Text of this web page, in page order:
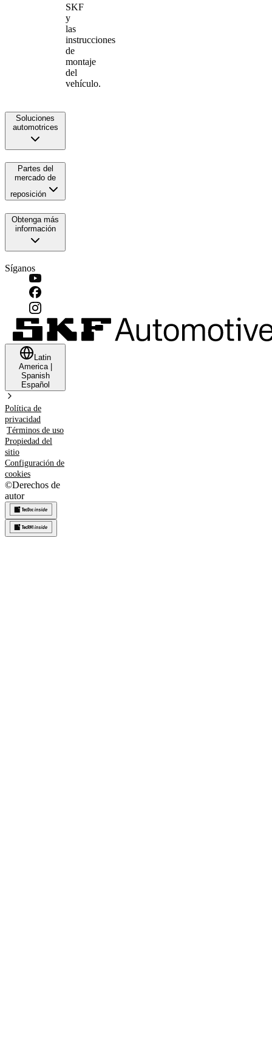
SKF
y
las
instrucciones
de
montaje
del
vehículo.
Soluciones
automotrices
Partes del
mercado de
reposición
Obtenga más
información
Síganos
Latin
America|
Spanish
Español
Política de
privacidad
Términos de uso
Propiedad del
sitio
Configuración de
cookies
©Derechos de
autor